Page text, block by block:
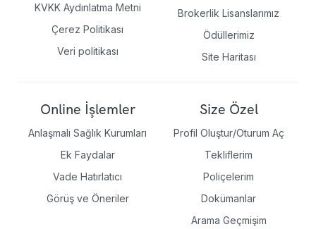
KVKK Aydınlatma Metni
Çerez Politikası
Veri politikası
Brokerlik Lisanslarımız
Ödüllerimiz
Site Haritası
Online İşlemler
Anlaşmalı Sağlık Kurumları
Ek Faydalar
Vade Hatırlatıcı
Görüş ve Öneriler
Size Özel
Profil Oluştur/Oturum Aç
Tekliflerim
Poliçelerim
Dokümanlar
Arama Geçmişim